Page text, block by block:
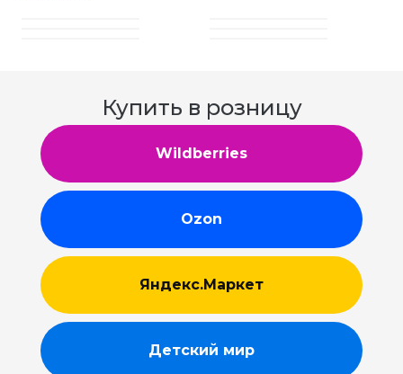
Купить в розницу
Wildberries
Ozon
Яндекс.Маркет
Детский мир